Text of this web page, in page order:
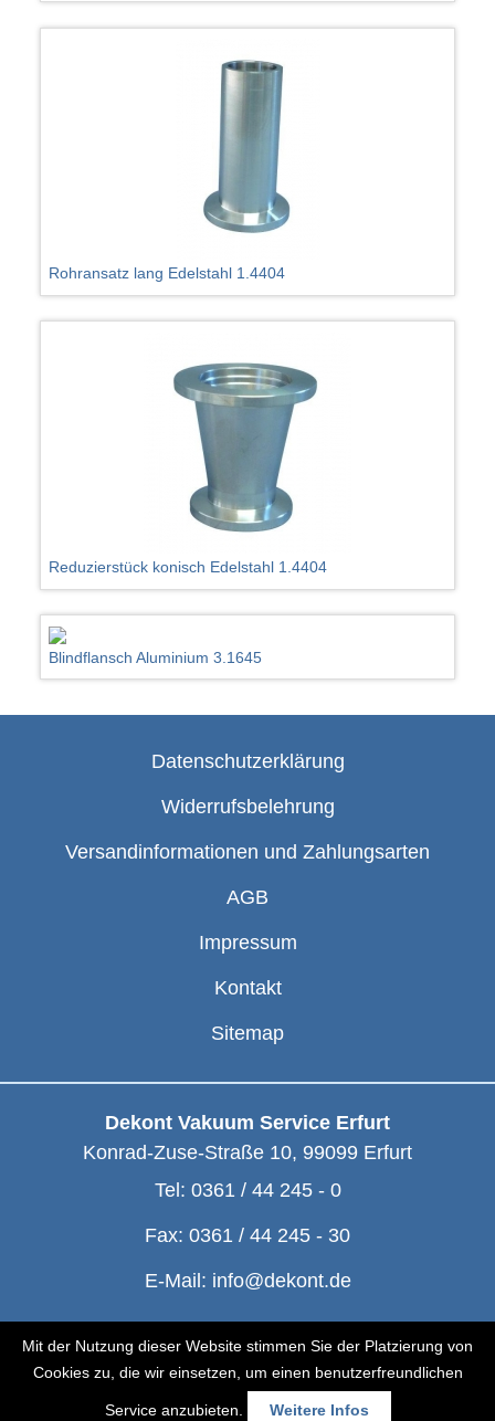
Mit der Nutzung dieser Website stimmen Sie der Platzierung von
Cookies zu, die wir einsetzen, um einen benutzerfreundlichen
Service anzubieten. Weitere Infos
Rohransatz lang Edelstahl 1.4404
Reduzierstück konisch Edelstahl 1.4404
Blindflansch Aluminium 3.1645
Datenschutzerklärung
Widerrufsbelehrung
Versandinformationen und Zahlungsarten
AGB
Impressum
Kontakt
Sitemap
Dekont Vakuum Service Erfurt
Konrad-Zuse-Straße 10, 99099 Erfurt
Tel: 0361 / 44 245 - 0
Fax: 0361 / 44 245 - 30
E-Mail: info@dekont.de
© Dekont 1991 - 2026